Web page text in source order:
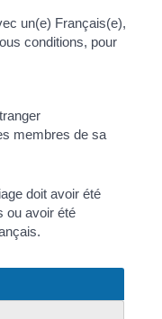
un(e) Français(e),
conditions, pour
membres de sa
doit avoir été
ou avoir été